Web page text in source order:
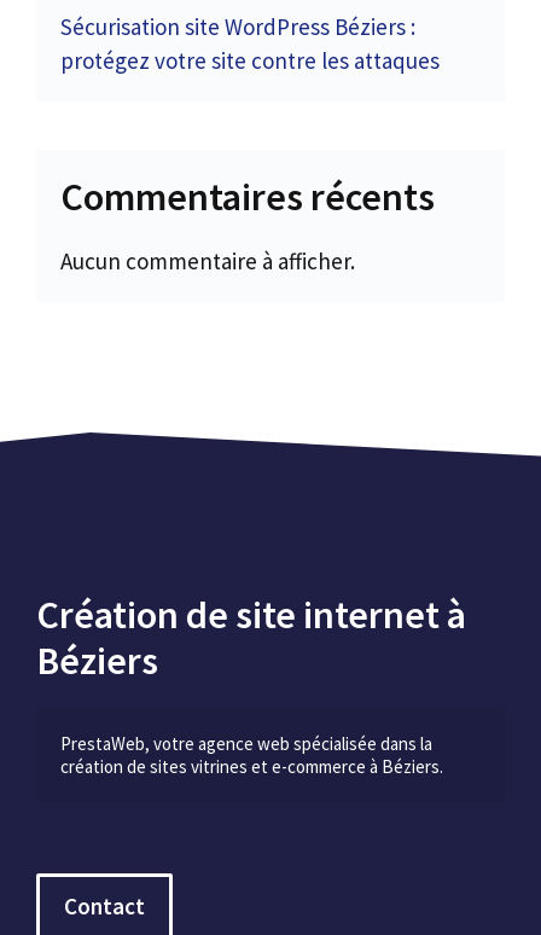
Sécurisation site WordPress Béziers :
protégez votre site contre les attaques
Commentaires récents
Aucun commentaire à afficher.
Création de site internet à
Béziers
PrestaWeb, votre agence web spécialisée dans la
création de sites vitrines et e-commerce à Béziers.
Contact